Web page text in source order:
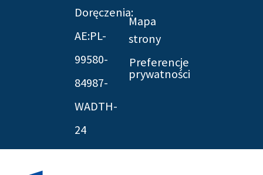
Doręczenia:
AE:PL-
99580-
84987-
WADTH-
24
Mapa
strony
Preferencje
prywatności